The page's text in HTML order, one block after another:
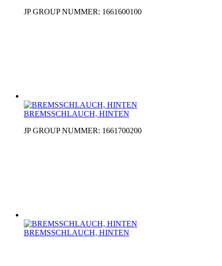
JP GROUP NUMMER: 1661600100
BREMSSCHLAUCH, HINTEN
JP GROUP NUMMER: 1661700200
BREMSSCHLAUCH, HINTEN